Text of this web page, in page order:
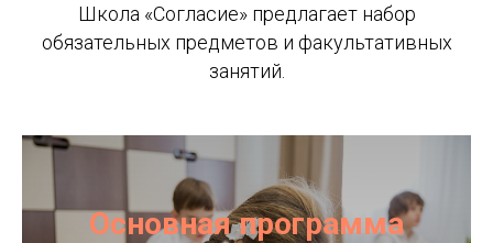
Школа «Согласие» предлагает набор
обязательных предметов и факультативных
занятий.
Основная программа